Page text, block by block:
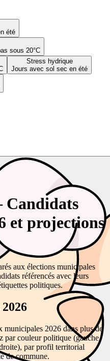
été
sous 20°C
Stress hydrique
Jours avec sol sec en été
et projections
aux élections municipales
référencés avec leurs
politiques.
municipales 2026 dans plus de
par couleur politique (gauche,
par profil territorial
de commune.